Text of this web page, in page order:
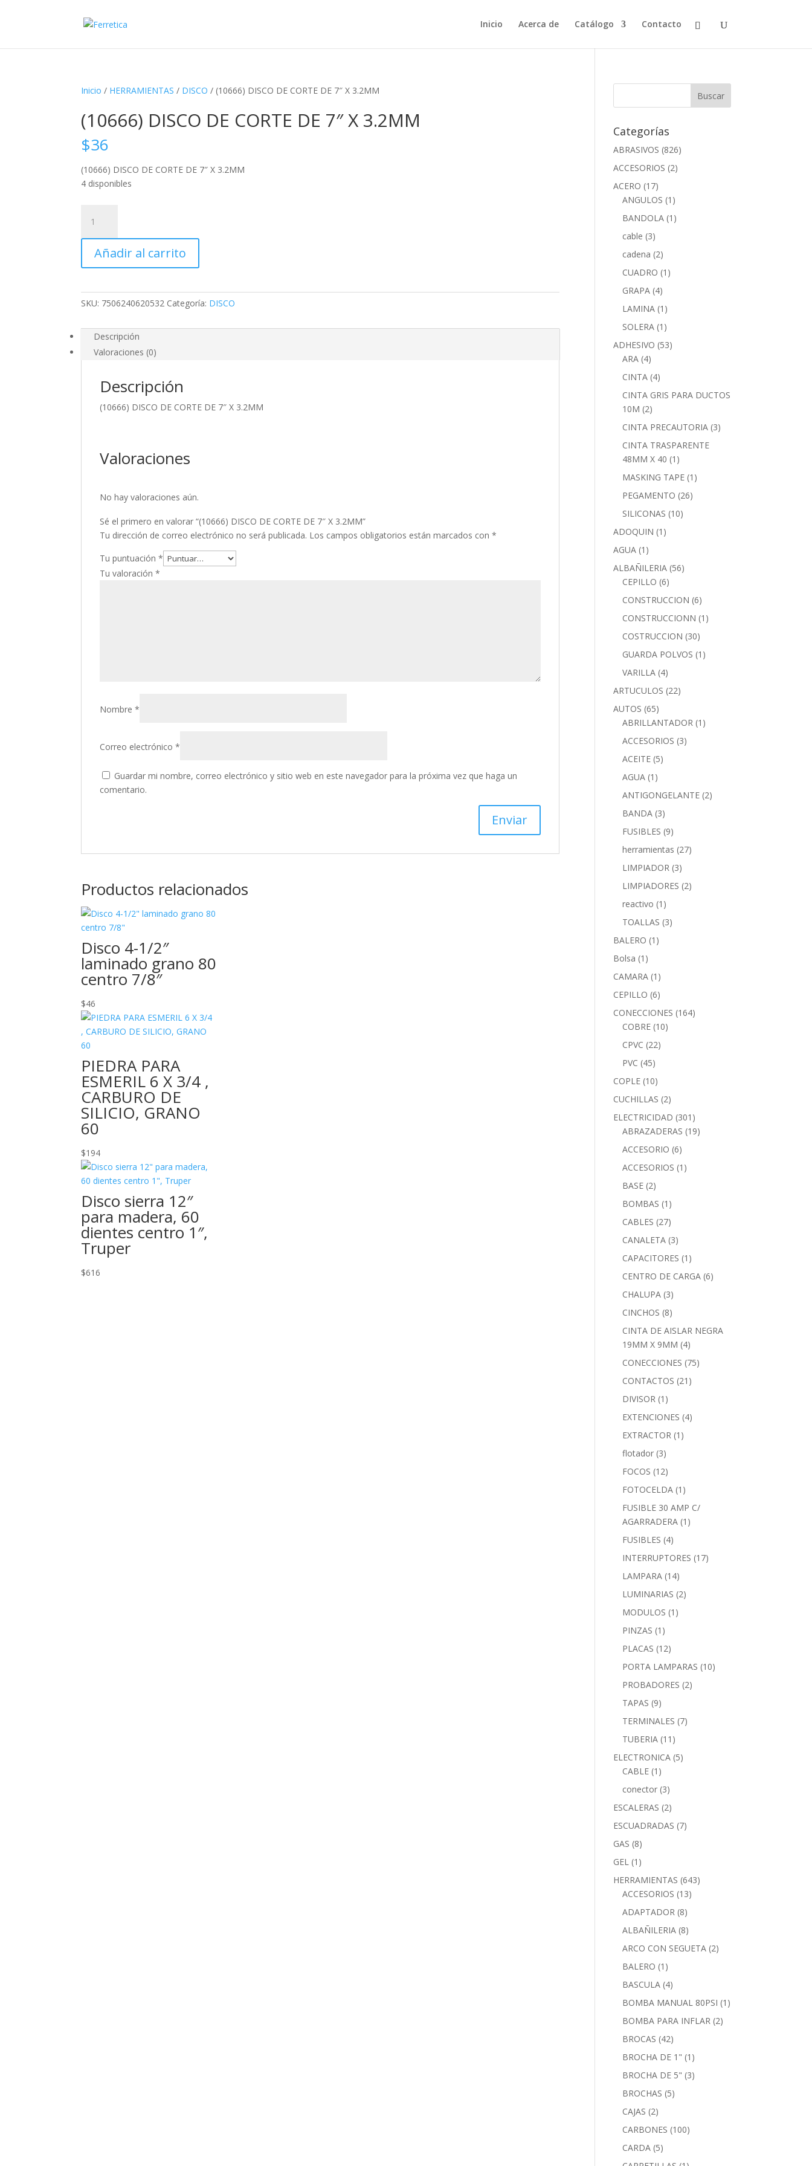
Inicio Acerca de Catálogo Contacto
Inicio / HERRAMIENTAS / DISCO / (10666) DISCO DE CORTE DE 7″ X 3.2MM
(10666) DISCO DE CORTE DE 7″ X 3.2MM
$36
(10666) DISCO DE CORTE DE 7″ X 3.2MM
4 disponibles
DISCO
DE
CORTE
DE
X
3.2MM
Añadir al carrito
SKU: 7506240620532 Categoría: DISCO
Descripción
Valoraciones (0)
Descripción
(10666) DISCO DE CORTE DE 7″ X 3.2MM
Valoraciones
No hay valoraciones aún.
Sé el primero en valorar “(10666) DISCO DE CORTE DE 7″ X 3.2MM”
Tu dirección de correo electrónico no será publicada. Los campos obligatorios están marcados con*
Tu puntuación*
Tu valoración*
Nombre*
Correo electrónico*
Guardar mi nombre, correo electrónico y sitio web en este navegador para la próxima vez que haga un
comentario.
Productos relacionados
Disco 4-1/2″
laminado grano 80
centro 7/8″
$46
PIEDRA PARA
ESMERIL 6 X 3/4 ,
CARBURO DE
SILICIO, GRANO
60
$194
Disco sierra 12″
para madera, 60
dientes centro 1″,
Truper
$616
Categorías
ABRASIVOS (826)
ACCESORIOS (2)
ACERO (17)
ANGULOS (1)
BANDOLA (1)
cable (3)
cadena (2)
CUADRO (1)
GRAPA (4)
LAMINA (1)
SOLERA (1)
ADHESIVO (53)
ARA (4)
CINTA (4)
CINTA GRIS PARA DUCTOS
10M (2)
CINTA PRECAUTORIA (3)
CINTA TRASPARENTE
48MM X 40 (1)
MASKING TAPE (1)
PEGAMENTO (26)
SILICONAS (10)
ADOQUIN (1)
AGUA (1)
ALBAÑILERIA (56)
CEPILLO (6)
CONSTRUCCION (6)
CONSTRUCCIONN (1)
COSTRUCCION (30)
GUARDA POLVOS (1)
VARILLA (4)
ARTUCULOS (22)
AUTOS (65)
ABRILLANTADOR (1)
ACCESORIOS (3)
ACEITE (5)
AGUA (1)
ANTIGONGELANTE (2)
BANDA (3)
FUSIBLES (9)
herramientas (27)
LIMPIADOR (3)
LIMPIADORES (2)
reactivo (1)
TOALLAS (3)
BALERO (1)
Bolsa (1)
CAMARA (1)
CEPILLO (6)
CONECCIONES (164)
COBRE (10)
CPVC (22)
PVC (45)
COPLE (10)
CUCHILLAS (2)
ELECTRICIDAD (301)
ABRAZADERAS (19)
ACCESORIO (6)
ACCESORIOS (1)
BASE (2)
BOMBAS (1)
CABLES (27)
CANALETA (3)
CAPACITORES (1)
CENTRO DE CARGA (6)
CHALUPA (3)
CINCHOS (8)
CINTA DE AISLAR NEGRA
19MM X 9MM (4)
CONECCIONES (75)
CONTACTOS (21)
DIVISOR (1)
EXTENCIONES (4)
EXTRACTOR (1)
flotador (3)
FOCOS (12)
FOTOCELDA (1)
FUSIBLE 30 AMP C/
AGARRADERA (1)
FUSIBLES (4)
INTERRUPTORES (17)
LAMPARA (14)
LUMINARIAS (2)
MODULOS (1)
PINZAS (1)
PLACAS (12)
PORTA LAMPARAS (10)
PROBADORES (2)
TAPAS (9)
TERMINALES (7)
TUBERIA (11)
ELECTRONICA (5)
CABLE (1)
conector (3)
ESCALERAS (2)
ESCUADRADAS (7)
GAS (8)
GEL (1)
HERRAMIENTAS (643)
ACCESORIOS (13)
ADAPTADOR (8)
ALBAÑILERIA (8)
ARCO CON SEGUETA (2)
BALERO (1)
BASCULA (4)
BOMBA MANUAL 80PSI (1)
BOMBA PARA INFLAR (2)
BROCAS (42)
BROCHA DE 1" (1)
BROCHA DE 5" (3)
BROCHAS (5)
CAJAS (2)
CARBONES (100)
CARDA (5)